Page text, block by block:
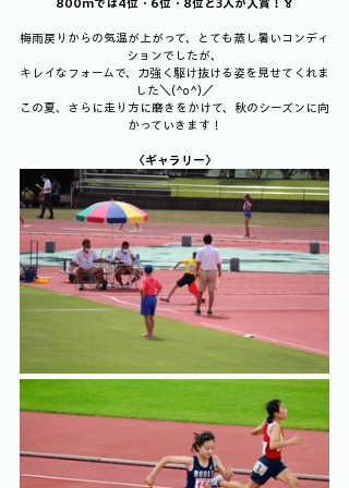
800mでは4位・6位・8位と3人が入賞！🏅
梅雨戻りからの気温が上がって、とても蒸し暑いコンディ
ションでしたが、
キレイなフォームで、力強く駆け抜ける姿を見せてくれま
した＼(^o^)／
この夏、さらに走り方に磨きをかけて、秋のシーズンに向
かっていきます！
〈ギャラリー〉